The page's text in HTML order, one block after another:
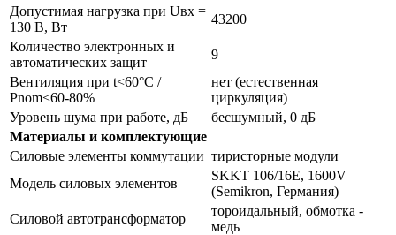
Допустимая нагрузка при Uвх =
130 В, Вт
43200
Количество электронных и
автоматических защит
9
Вентиляция при t<60°С /
Pnom<60-80%
нет (естественная
циркуляция)
Уровень шума при работе, дБ
бесшумный, 0 дБ
Материалы и комплектующие
Силовые элементы коммутации тиристорные модули
Модель силовых элементов
SKKT 106/16E, 1600V
(Semikron, Германия)
Силовой автотрансформатор
тороидальный, обмотка -
медь